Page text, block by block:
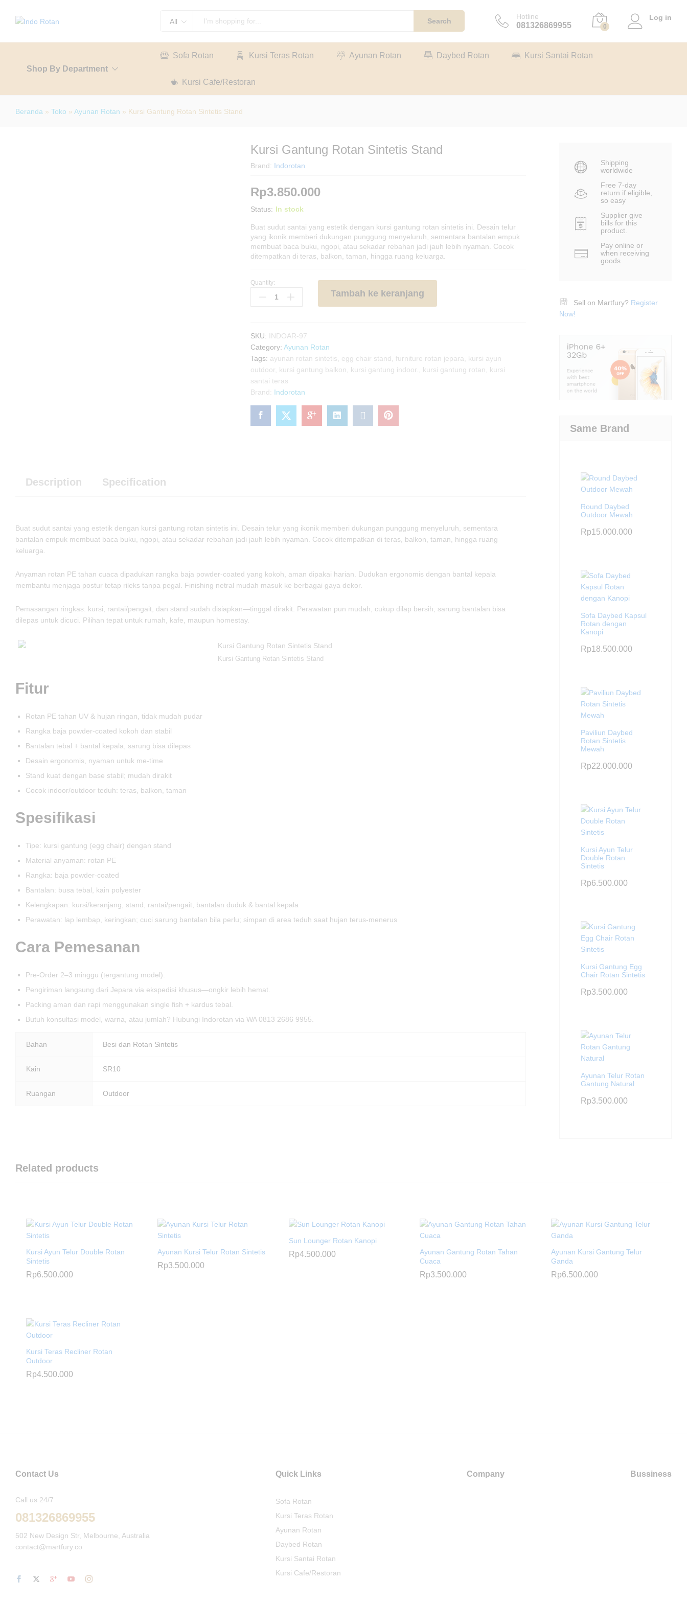
All Search
Hotline
081326869955 0
Log in
Shop By Department
Sofa Rotan Kursi Teras Rotan Ayunan Rotan Daybed Rotan Kursi Santai Rotan
Kursi Cafe/Restoran
Beranda » Toko » Ayunan Rotan » Kursi Gantung Rotan Sintetis Stand
Kursi Gantung Rotan Sintetis Stand
Brand: Indorotan
Rp3.850.000
Status: In stock
Buat sudut santai yang estetik dengan kursi gantung rotan sintetis ini. Desain telur
yang ikonik memberi dukungan punggung menyeluruh, sementara bantalan empuk
membuat baca buku, ngopi, atau sekadar rebahan jadi jauh lebih nyaman. Cocok
ditempatkan di teras, balkon, taman, hingga ruang keluarga.
Kursi
Gantung
quantity
Quantity:
Tambah ke keranjang
SKU:
INDOAR-97
Category: Ayunan Rotan
Tags: ayunan rotan sintetis egg chair stand furniture rotan jepara
kursi ayun
outdoor, kursi gantung balkon kursi gantung indoor. kursi gantung rotan
kursi
santai teras
Brand: Indorotan
Description Specification
Buat sudut santai yang estetik dengan kursi gantung rotan sintetis ini. Desain telur yang ikonik memberi dukungan punggung menyeluruh, sementara
bantalan empuk membuat baca buku, ngopi, atau sekadar rebahan jadi jauh lebih nyaman. Cocok ditempatkan di teras, balkon, taman, hingga ruang
keluarga.
Anyaman rotan PE tahan cuaca dipadukan rangka baja powder-coated yang kokoh, aman dipakai harian. Dudukan ergonomis dengan bantal kepala
membantu menjaga postur tetap rileks tanpa pegal. Finishing netral mudah masuk ke berbagai gaya dekor.
Pemasangan ringkas: kursi, rantai/pengait, dan stand sudah disiapkan—tinggal dirakit. Perawatan pun mudah, cukup dilap bersih; sarung bantalan bisa
dilepas untuk dicuci. Pilihan tepat untuk rumah, kafe, maupun homestay.
Kursi Gantung Rotan Sintetis Stand
Fitur
Rotan PE tahan UV & hujan ringan, tidak mudah pudar
Rangka baja powder-coated kokoh dan stabil
Bantalan tebal + bantal kepala, sarung bisa dilepas
Desain ergonomis, nyaman untuk me-time
Stand kuat dengan base stabil; mudah dirakit
Cocok indoor/outdoor teduh: teras, balkon, taman
Spesifikasi
Tipe: kursi gantung (egg chair) dengan stand
Material anyaman: rotan PE
Rangka: baja powder-coated
Bantalan: busa tebal, kain polyester
Kelengkapan: kursi/keranjang, stand, rantai/pengait, bantalan duduk & bantal kepala
Perawatan: lap lembap, keringkan; cuci sarung bantalan bila perlu; simpan di area teduh saat hujan terus-menerus
Cara Pemesanan
Pre-Order 2–3 minggu (tergantung model).
Pengiriman langsung dari Jepara via ekspedisi khusus—ongkir lebih hemat.
Packing aman dan rapi menggunakan single fish + kardus tebal.
Butuh konsultasi model, warna, atau jumlah? Hubungi Indorotan via WA 0813 2686 9955.
Bahan Besi dan Rotan Sintetis
Kain SR10
Ruangan Outdoor
Shipping
worldwide
Free 7-day
return if eligible,
so easy
Supplier give
bills for this
product.
Pay online or
when receiving
goods
Sell on Martfury? Register
Now!
Same Brand
Round Daybed
Outdoor Mewah
Rp15.000.000
Sofa Daybed Kapsul
Rotan dengan
Kanopi
Rp18.500.000
Paviliun Daybed
Rotan Sintetis
Mewah
Rp22.000.000
Kursi Ayun Telur
Double Rotan
Sintetis
Rp6.500.000
Kursi Gantung Egg
Chair Rotan Sintetis
Rp3.500.000
Ayunan Telur Rotan
Gantung Natural
Rp3.500.000
Related products
Kursi Ayun Telur Double Rotan
Sintetis
Rp6.500.000
Ayunan Kursi Telur Rotan Sintetis
Rp3.500.000
Sun Lounger Rotan Kanopi
Rp4.500.000
Ayunan Gantung Rotan Tahan
Cuaca
Rp3.500.000
Ayunan Kursi Gantung Telur
Ganda
Rp6.500.000
Kursi Teras Recliner Rotan
Outdoor
Rp4.500.000
Contact Us
Call us 24/7
081326869955
502 New Design Str, Melbourne, Australia
contact@martfury.co
Quick Links
Sofa Rotan
Kursi Teras Rotan
Ayunan Rotan
Daybed Rotan
Kursi Santai Rotan
Kursi Cafe/Restoran
Company Bussiness